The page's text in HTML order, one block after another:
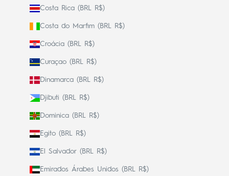
Costa Rica (BRL R$)
Costa do Marfim (BRL R$)
Croácia (BRL R$)
Curaçao (BRL R$)
Dinamarca (BRL R$)
Djibuti (BRL R$)
Dominica (BRL R$)
Egito (BRL R$)
El Salvador (BRL R$)
Emirados Árabes Unidos (BRL R$)